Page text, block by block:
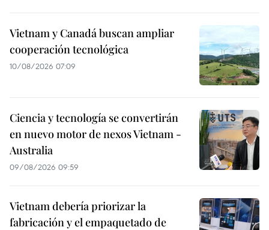
Vietnam y Canadá buscan ampliar
cooperación tecnológica
10/08/2026 07:09
Ciencia y tecnología se convertirán
en nuevo motor de nexos Vietnam -
Australia
09/08/2026 09:59
Vietnam debería priorizar la
fabricación y el empaquetado de